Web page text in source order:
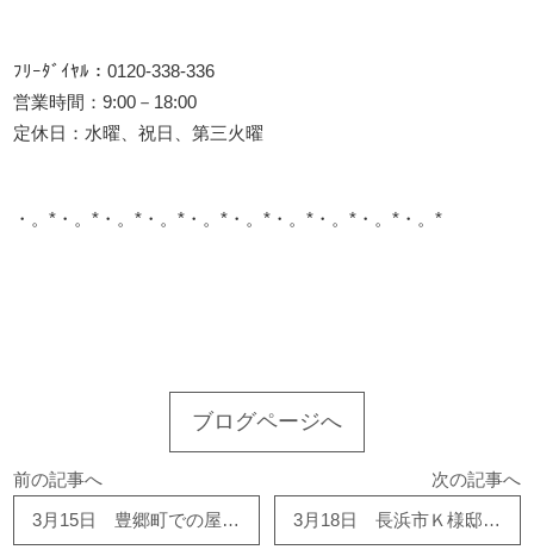
ﾌﾘｰﾀﾞｲﾔﾙ：0120-338-336
営業時間：9:00－18:00
定休日：水曜、祝日、第三火曜
・。*・。*・。*・。*・。*・。*・。*・。*・。*・。*
ブログページへ
前の記事へ
3月15日 豊郷町での屋根工事、完了間近です！
次の記事へ
3月18日 長浜市Ｋ様邸外壁工事完了しました。